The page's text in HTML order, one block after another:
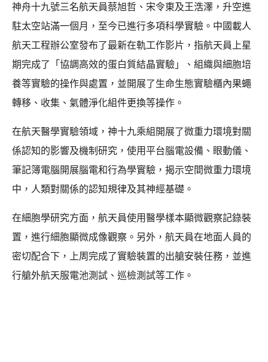
神舟十九號三名航天員蔡旭哲、宋令東及王浩澤，升空進
駐太空站滿一個月，至今已進行多項科學實驗。中國載人
航天工程辦公室發布了最新在軌工作影片，指航天員上星
期完成了「協調高效的蛋白質結晶實驗」、組織與細胞培
養等實驗的操作與處置，並開展了生命生態實驗櫃內果蠅
轉移、收集、氣體淨化組件更換等操作。
在航天醫學實驗領域，神十九乘組開展了微重力環境對關
係認知的影響及機制研究，使用平台腦電設備、眼動儀、
筆記簿電腦開展腦電和行為學實驗，揭示空間微重力環境
中，人類對關係的認知規律及其神經基礎。
在細胞學研究方面，航天員使用醫學樣本顯微觀察記錄裝
置，進行細胞顯微成像觀察。另外，航天員在地面人員的
密切配合下，上周完成了實驗裝置的出艙安裝任務，並進
行艙外航天服電池測試、巡檢測試等工作。